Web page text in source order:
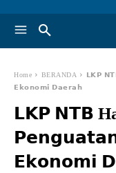
Home BERANDA
𝗟𝗞𝗣
𝗘𝗸𝗼𝗻𝗼𝗺𝗶 𝗗𝗮𝗲𝗿𝗮𝗵
𝗟𝗞𝗣 𝗡𝗧𝗕
𝗘𝗸𝗼𝗻𝗼𝗺𝗶